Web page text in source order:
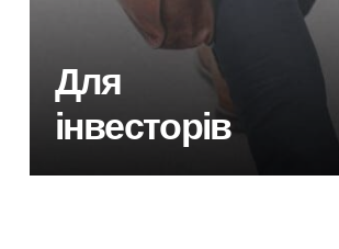
Для
інвесторів